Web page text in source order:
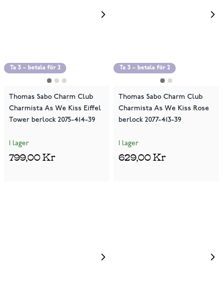
Ta 3 – betala för 2
Thomas Sabo Charm Club
Charmista As We Kiss Eiffel
Tower berlock 2075-414-39
I lager
799,00 Kr
Ta 3 – betala för 2
Thomas Sabo Charm Club
Charmista As We Kiss Rose
berlock 2077-413-39
I lager
629,00 Kr